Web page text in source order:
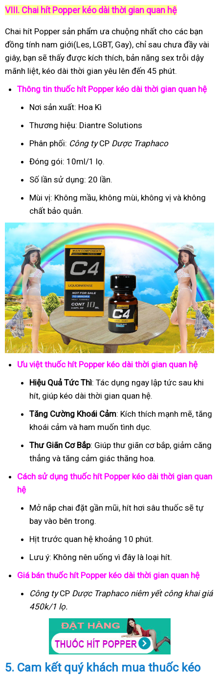
VIII. Chai hít Popper kéo dài thời gian quan hệ
Chai hít Popper sản phẩm ưa chuộng nhất cho các bạn
đồng tính nam giới(Les, LGBT, Gay), chỉ sau chưa đầy vài
giây, bạn sẽ thấy được kích thích, bản năng sex trỗi dậy
mãnh liệt, kéo dài thời gian yêu lên đến 45 phút.
Thông tin thuốc hít Popper kéo dài thời gian quan hệ
Nơi sản xuất: Hoa Kì
Thương hiệu: Diantre Solutions
Phân phối: Công tyCP Dược Traphaco
Đóng gói: 10ml/1 lọ.
Số lần sử dụng: 20 lần.
Mùi vị: Không mầu, không mùi, không vị và không
chất bảo quản.
Ưu việt thuốc hít Popper kéo dài thời gian quan hệ
Hiệu Quả Tức Thì: Tác dụng ngay lập tức sau khi
hít, giúp kéo dài thời gian quan hệ.
Tăng Cường Khoái Cảm: Kích thích mạnh mẽ, tăng
khoái cảm và ham muốn tình dục.
Thư Giãn Cơ Bắp: Giúp thư giãn cơ bắp, giảm căng
thẳng và tăng cảm giác thăng hoa.
Cách sử dụng thuốc hít Popper kéo dài thời gian quan
hệ
Mở nắp chai đặt gần mũi, hít hơi sâu thuốc sẽ tự
bay vào bên trong.
Hịt trước quan hệ khoảng 10 phút.
Lưu ý: Không nên uống vì đây là loại hít.
Giá bán thuốc hít Popper kéo dài thời gian quan hệ
Công tyCP Dược Traphaconiêm yết công khai giá
450k/1 lọ.
5. Cam kết quý khách mua thuốc kéo